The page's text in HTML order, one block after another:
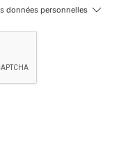
données personnelles